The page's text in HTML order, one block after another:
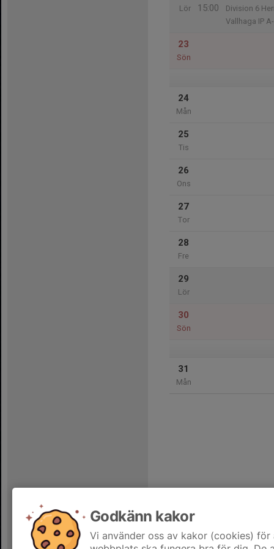
Lör
15:00
Division 6
Vallhaga IP
23
Sön
24
Mån
25
Tis
26
Ons
27
Tor
28
Fre
29
Lör
30
Sön
31
Mån
Godkänn kakor
Vi använder oss av kakor (cookies)